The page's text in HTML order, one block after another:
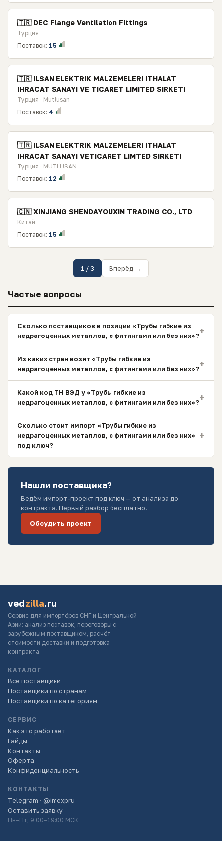
🇹🇷 DEC Flange Ventilation Fittings
Турция
Поставок: 15
🇹🇷 ILSAN ELEKTRIK MALZEMELERI ITHALAT
IHRACAT SANAYI VE TICARET LIMITED SIRKETI
Турция · Mutlusan
Поставок: 4
🇹🇷 ILSAN ELEKTRIK MALZEMELERI ITHALAT
IHRACAT SANAYI VETICARET LIMTED SIRKETI
Турция · MUTLUSAN
Поставок: 12
🇨🇳 XINJIANG SHENDAYOUXIN TRADING CO., LTD
Китай
Поставок: 15
1 / 3 Вперёд →
Частые вопросы
Сколько поставщиков в позиции «Трубы гибкие из
недрагоценных металлов, с фитингами или без них»?+
Из каких стран возят «Трубы гибкие из
недрагоценных металлов, с фитингами или без них»?+
Какой код ТН ВЭД у «Трубы гибкие из
недрагоценных металлов, с фитингами или без них»?+
Сколько стоит импорт «Трубы гибкие из
недрагоценных металлов, с фитингами или без них»
под ключ?
+
Нашли поставщика?
Ведём импорт-проект под ключ — от анализа до
контракта. Первый разбор бесплатно.
Обсудить проект
vedzilla.ru
Сервис для импортёров СНГ и Центральной
Азии: анализ поставок, переговоры с
зарубежным поставщиком, расчёт
стоимости доставки и подготовка
контракта.
КАТАЛОГ
Все поставщики
Поставщики по странам
Поставщики по категориям
СЕРВИС
Как это работает
Гайды
Контакты
Оферта
Конфиденциальность
КОНТАКТЫ
Telegram · @imexpru
Оставить заявку
Пн–Пт, 9:00–19:00 МСК